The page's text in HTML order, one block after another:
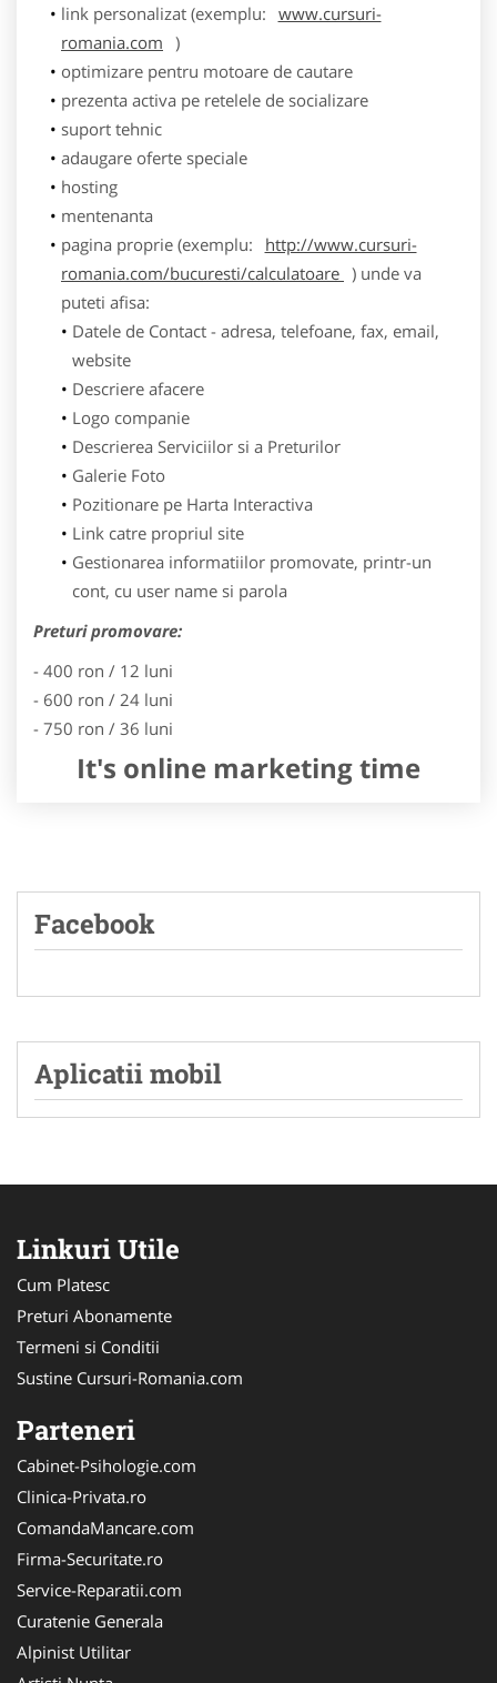
link personalizat (exemplu: www.cursuri-
romania.com )
optimizare pentru motoare de cautare
prezenta activa pe retelele de socializare
suport tehnic
adaugare oferte speciale
hosting
mentenanta
pagina proprie (exemplu:
http://www.cursuri-
romania.com/bucuresti/calculatoare ) unde va
puteti afisa:
Datele de Contact - adresa, telefoane, fax, email,
website
Descriere afacere
Logo companie
Descrierea Serviciilor si a Preturilor
Galerie Foto
Pozitionare pe Harta Interactiva
Link catre propriul site
Gestionarea informatiilor promovate, printr-un
cont, cu user name si parola
Preturi promovare:
- 400 ron / 12 luni
- 600 ron / 24 luni
- 750 ron / 36 luni
It's online marketing time
Facebook
Aplicatii mobil
Linkuri Utile
Cum Platesc
Preturi Abonamente
Termeni si Conditii
Sustine Cursuri-Romania.com
Parteneri
Cabinet-Psihologie.com
Clinica-Privata.ro
ComandaMancare.com
Firma-Securitate.ro
Service-Reparatii.com
Curatenie Generala
Alpinist Utilitar